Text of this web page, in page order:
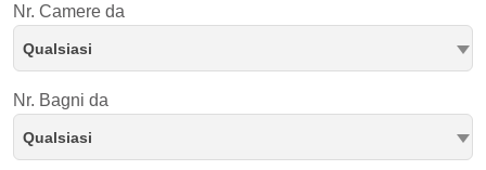
Nr. Camere da
Qualsiasi
Nr. Bagni da
Qualsiasi